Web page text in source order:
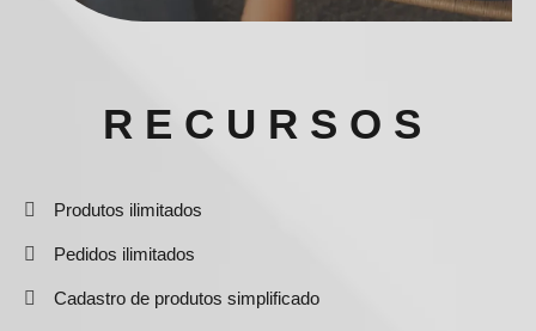
RECURSOS
Produtos ilimitados
Pedidos ilimitados
Cadastro de produtos simplificado